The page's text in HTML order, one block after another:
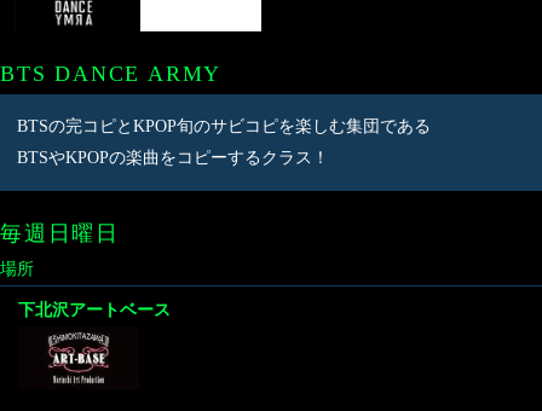
BTS DANCE ARMY
BTSの完コピとKPOP旬のサビコピを楽しむ集団である
BTSやKPOPの楽曲をコピーするクラス！
毎週日曜日
場所
下北沢アートベース